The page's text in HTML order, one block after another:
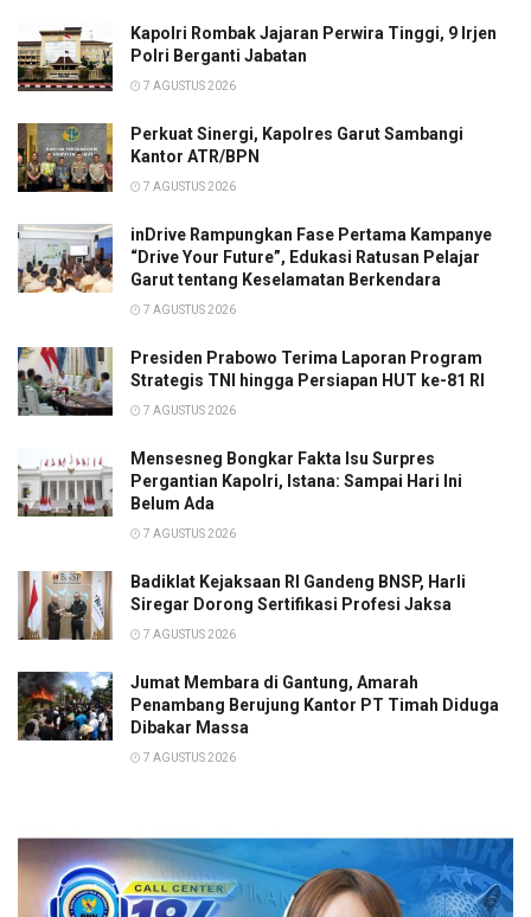
Kapolri Rombak Jajaran Perwira Tinggi, 9 Irjen
Polri Berganti Jabatan
7 AGUSTUS 2026
Perkuat Sinergi, Kapolres Garut Sambangi
Kantor ATR/BPN
7 AGUSTUS 2026
inDrive Rampungkan Fase Pertama Kampanye
“Drive Your Future”, Edukasi Ratusan Pelajar
Garut tentang Keselamatan Berkendara
7 AGUSTUS 2026
Presiden Prabowo Terima Laporan Program
Strategis TNI hingga Persiapan HUT ke-81 RI
7 AGUSTUS 2026
Mensesneg Bongkar Fakta Isu Surpres
Pergantian Kapolri, Istana: Sampai Hari Ini
Belum Ada
7 AGUSTUS 2026
Badiklat Kejaksaan RI Gandeng BNSP, Harli
Siregar Dorong Sertifikasi Profesi Jaksa
7 AGUSTUS 2026
Jumat Membara di Gantung, Amarah
Penambang Berujung Kantor PT Timah Diduga
Dibakar Massa
7 AGUSTUS 2026